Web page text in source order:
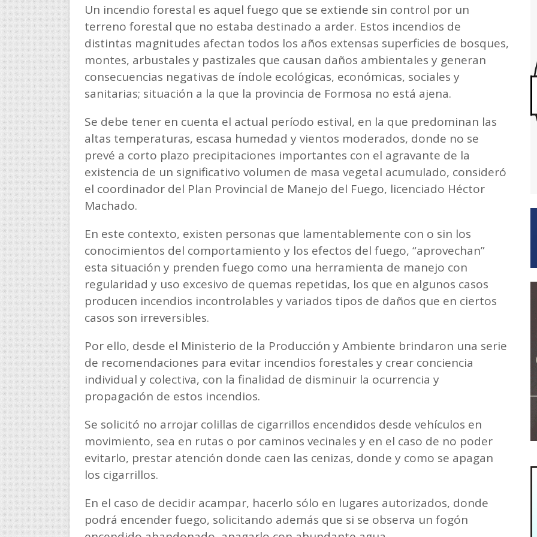
Un incendio forestal es aquel fuego que se extiende sin control por un
terreno forestal que no estaba destinado a arder. Estos incendios de
distintas magnitudes afectan todos los años extensas superficies de bosques,
montes, arbustales y pastizales que causan daños ambientales y generan
consecuencias negativas de índole ecológicas, económicas, sociales y
sanitarias; situación a la que la provincia de Formosa no está ajena.
Se debe tener en cuenta el actual período estival, en la que predominan las
altas temperaturas, escasa humedad y vientos moderados, donde no se
prevé a corto plazo precipitaciones importantes con el agravante de la
existencia de un significativo volumen de masa vegetal acumulado, consideró
el coordinador del Plan Provincial de Manejo del Fuego, licenciado Héctor
Machado.
En este contexto, existen personas que lamentablemente con o sin los
conocimientos del comportamiento y los efectos del fuego, “aprovechan”
esta situación y prenden fuego como una herramienta de manejo con
regularidad y uso excesivo de quemas repetidas, los que en algunos casos
producen incendios incontrolables y variados tipos de daños que en ciertos
casos son irreversibles.
Por ello, desde el Ministerio de la Producción y Ambiente brindaron una serie
de recomendaciones para evitar incendios forestales y crear conciencia
individual y colectiva, con la finalidad de disminuir la ocurrencia y
propagación de estos incendios.
Se solicitó no arrojar colillas de cigarrillos encendidos desde vehículos en
movimiento, sea en rutas o por caminos vecinales y en el caso de no poder
evitarlo, prestar atención donde caen las cenizas, donde y como se apagan
los cigarrillos.
En el caso de decidir acampar, hacerlo sólo en lugares autorizados, donde
podrá encender fuego, solicitando además que si se observa un fogón